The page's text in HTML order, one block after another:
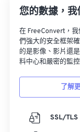
您的數據，
在 FreeConvert，
們強大的安全框架
的是影像、影片還
料中心和嚴密的監
了解
SSL/TLS